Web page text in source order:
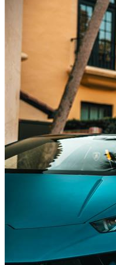
Sıkça Sorulan Sorular
YETKİLİ SATICILAR